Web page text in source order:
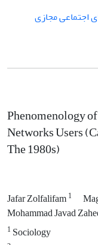
اجتماعی مجازی
Phenomenology
Networks Users
The 1980s)
‌‌Jafar Zolf‌ali‌fam1
Mohammad Javad
1 Sociology